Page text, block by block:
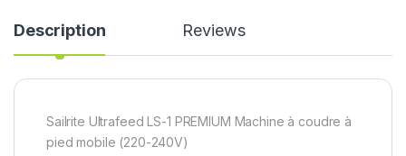
Description Reviews
Sailrite Ultrafeed LS-1 PREMIUM Machine à coudre à
pied mobile (220-240V)